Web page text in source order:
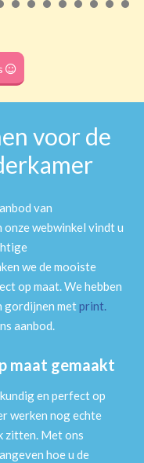
voor de
van
onze webwinkel vindt u
we de mooiste
op maat. We hebben
gordijnen metprint.
aanbod.
maat gemaakt
en perfect op
werken nog echte
zitten. Met ons
hoe u de